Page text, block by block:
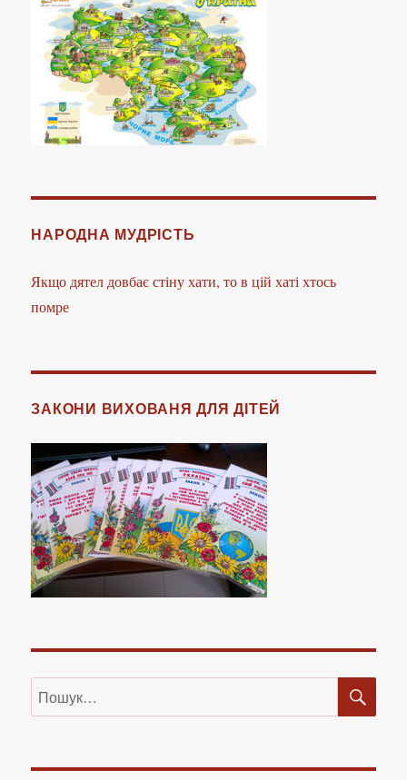
НАРОДНА МУДРІСТЬ
Якщо дятел довбає стіну хати, то в цій хаті хтось
помре
ЗАКОНИ ВИХОВАНЯ ДЛЯ ДІТЕЙ
Пошук
за